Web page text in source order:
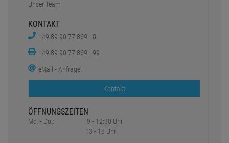
Unser Team
KONTAKT
+49 89 90 77 869 - 0
+49 89 90 77 869 - 99
eMail - Anfrage
Kontakt
ÖFFNUNGSZEITEN
Mo. - Do.:
9 - 12:30 Uhr
13 - 18 Uhr